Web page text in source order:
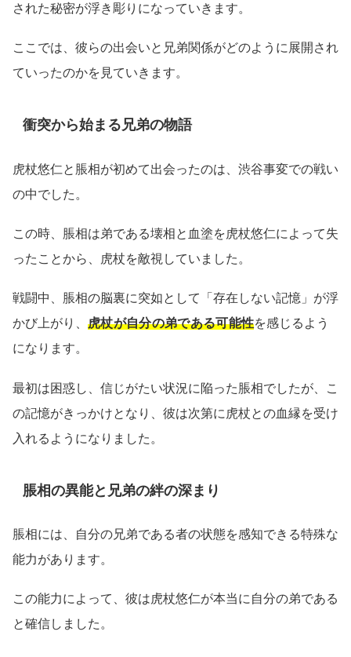
された秘密が浮き彫りになっていきます。
ここでは、彼らの出会いと兄弟関係がどのように展開され
ていったのかを見ていきます。
衝突から始まる兄弟の物語
虎杖悠仁と脹相が初めて出会ったのは、渋谷事変での戦い
の中でした。
この時、脹相は弟である壊相と血塗を虎杖悠仁によって失
ったことから、虎杖を敵視していました。
戦闘中、脹相の脳裏に突如として「存在しない記憶」が浮
かび上がり、 虎杖が自分の弟である可能性を感じるよう
になります。
最初は困惑し、信じがたい状況に陥った脹相でしたが、こ
の記憶がきっかけとなり、彼は次第に虎杖との血縁を受け
入れるようになりました。
脹相の異能と兄弟の絆の深まり
脹相には、自分の兄弟である者の状態を感知できる特殊な
能力があります。
この能力によって、彼は虎杖悠仁が本当に自分の弟である
と確信しました。